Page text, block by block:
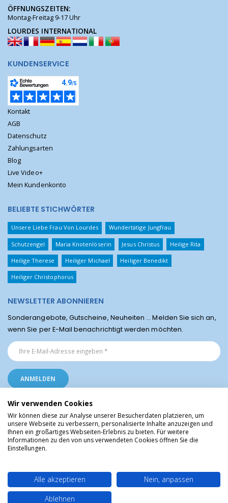
ÖFFNUNGSZEITEN:
Montag-Freitag 9-17 Uhr
LOURDES INTERNATIONAL
KUNDENSERVICE
Kontakt
AGB
Datenschutz
Zahlungsarten
Blog
Live Video+
Mein Kundenkonto
BELIEBTE STICHWÖRTER
Unsere Liebe Frau Von Lourdes Wundertätige Jungfrau
Schutzengel Maria Knotenlöserin Jesus Christus Heilige Rita
Heilige Therese Heiliger Michael Heiliger Benedikt
Heiliger Christophorus
NEWSLETTER ABONNIEREN
Sonderangebote, Gutscheine, Neuheiten ... Melden Sie sich an,
wenn Sie per E-Mail benachrichtigt werden möchten.
Religiöse Artikel aus Lourdes © Christliche Geschenke und Devotionalien aus
dem Heiligtum von Lourdes, Frankreich
Wir verwenden Cookies
Wir können diese zur Analyse unserer Besucherdaten platzieren, um
unsere Webseite zu verbessern, personalisierte Inhalte anzuzeigen und
Ihnen ein großartiges Webseiten-Erlebnis zu bieten. Für weitere
Informationen zu den von uns verwendeten Cookies öffnen Sie die
Einstellungen.
Alle akzeptieren
Nein, anpassen
Ablehnen